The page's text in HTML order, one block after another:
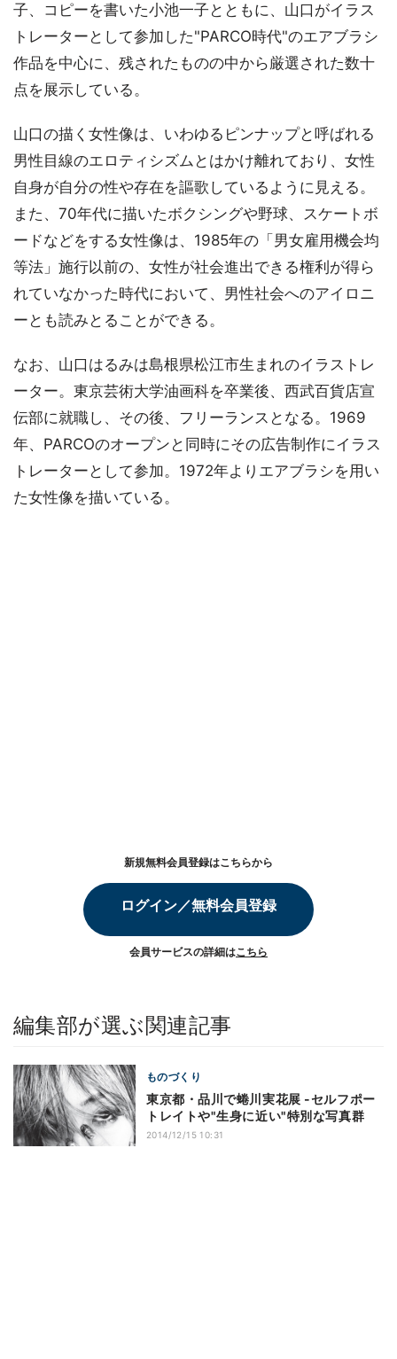
子、コピーを書いた小池一子とともに、山口がイラス
トレーターとして参加した"PARCO時代"のエアブラシ
作品を中心に、残されたものの中から厳選された数十
点を展示している。
山口の描く女性像は、いわゆるピンナップと呼ばれる
男性目線のエロティシズムとはかけ離れており、女性
自身が自分の性や存在を謳歌しているように見える。
また、70年代に描いたボクシングや野球、スケートボ
ードなどをする女性像は、1985年の「男女雇用機会均
等法」施行以前の、女性が社会進出できる権利が得ら
れていなかった時代において、男性社会へのアイロニ
ーとも読みとることができる。
なお、山口はるみは島根県松江市生まれのイラストレ
ーター。東京芸術大学油画科を卒業後、西武百貨店宣
伝部に就職し、その後、フリーランスとなる。1969
年、PARCOのオープンと同時にその広告制作にイラス
トレーターとして参加。1972年よりエアブラシを用い
た女性像を描いている。
新規無料会員登録はこちらから
ログイン／無料会員登録
会員サービスの詳細はこちら
編集部が選ぶ関連記事
ものづくり
東京都・品川で蜷川実花展 -セルフポー
トレイトや"生身に近い"特別な写真群
2014/12/15 10:31